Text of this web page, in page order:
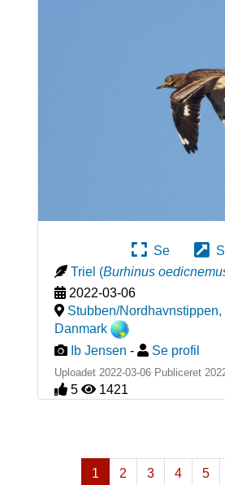
Se
Triel (Burhinus
2022-03-06
Stubben/
Danmark
Ib Jensen - Se profil
Uploadet 2022-03-06 Publiceret
5 1421
1 2 3 4 5